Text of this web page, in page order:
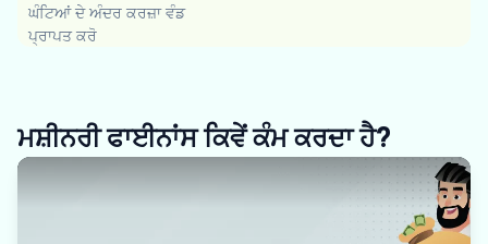
ਘੰਟਿਆਂ ਦੇ ਅੰਦਰ ਕਰਜ਼ਾ ਵੰਡ
ਪ੍ਰਾਪਤ ਕਰੋ
ਮਸ਼ੀਨਰੀ ਫਾਈਨਾਂਸ ਕਿਵੇਂ ਕੰਮ ਕਰਦਾ ਹੈ?